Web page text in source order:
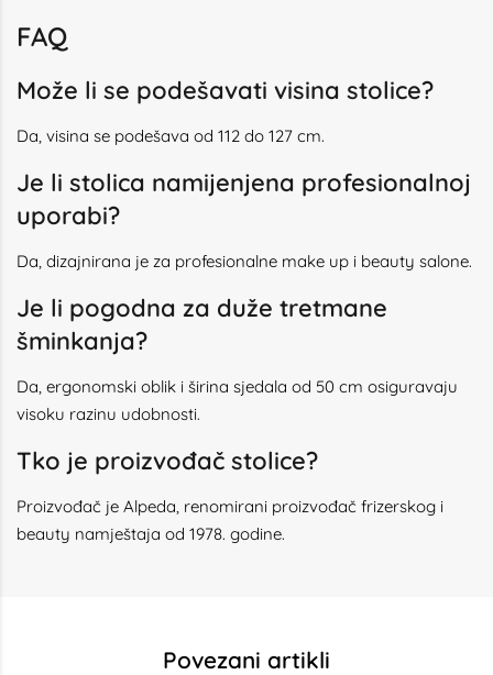
FAQ
Može li se podešavati visina stolice?
Da, visina se podešava od 112 do 127 cm.
Je li stolica namijenjena profesionalnoj
uporabi?
Da, dizajnirana je za profesionalne make up i beauty salone.
Je li pogodna za duže tretmane
šminkanja?
Da, ergonomski oblik i širina sjedala od 50 cm osiguravaju
visoku razinu udobnosti.
Tko je proizvođač stolice?
Proizvođač je Alpeda, renomirani proizvođač frizerskog i
beauty namještaja od 1978. godine.
Povezani artikli